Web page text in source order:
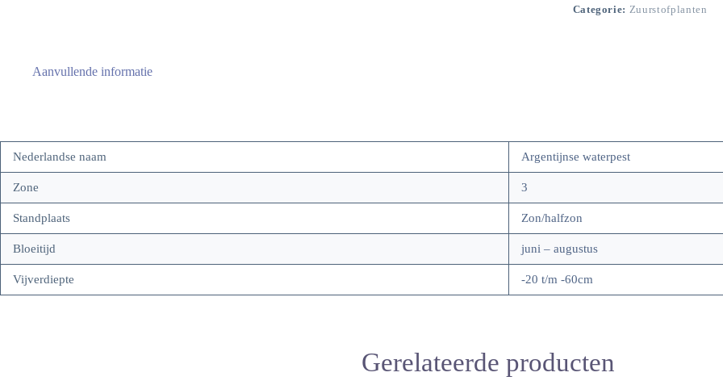
Categorie: Zuurstofplanten
Aanvullende informatie
Nederlandse naam Argentijnse waterpest
Zone 3
Standplaats Zon/halfzon
Bloeitijd juni – augustus
Vijverdiepte -20 t/m -60cm
Gerelateerde producten